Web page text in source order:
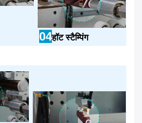
04हॉट स्टैम्पिंग